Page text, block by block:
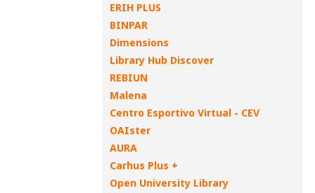
ERIH PLUS
BINPAR
Dimensions
Library Hub Discover
REBIUN
Malena
Centro Esportivo Virtual - CEV
OAIster
AURA
Carhus Plus +
Open University Library